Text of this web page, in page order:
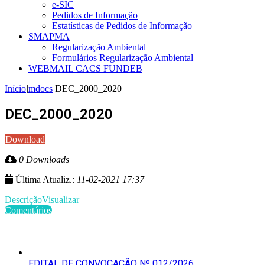
e-SIC
Pedidos de Informação
Estatísticas de Pedidos de Informação
SMAPMA
Regularização Ambiental
Formulários Regularização Ambiental
WEBMAIL CACS FUNDEB
Início|mdocs|DEC_2000_2020
DEC_2000_2020
Download
0 Downloads
Última Atualiz.: 11-02-2021 17:37
DescriçãoVisualizar
Comentários